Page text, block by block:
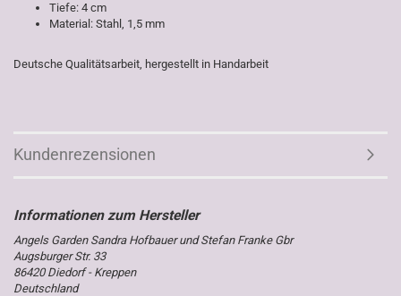
Tiefe: 4 cm
Material: Stahl, 1,5 mm
Deutsche Qualitätsarbeit, hergestellt in Handarbeit
Kundenrezensionen
Angels Garden Sandra Hofbauer und Stefan Franke Gbr
Augsburger Str. 33
86420 Diedorf - Kreppen
Deutschland